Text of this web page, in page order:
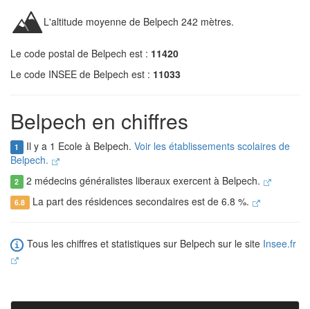
L'altitude moyenne de Belpech 242 mètres.
Le code postal de Belpech est : 11420
Le code INSEE de Belpech est : 11033
Belpech en chiffres
1 Il y a 1 Ecole à Belpech. Voir les établissements scolaires de
Belpech.
2 2 médecins généralistes liberaux exercent à Belpech.
6.8 La part des résidences secondaires est de 6.8 %.
Tous les chiffres et statistiques sur Belpech sur le site Insee.fr